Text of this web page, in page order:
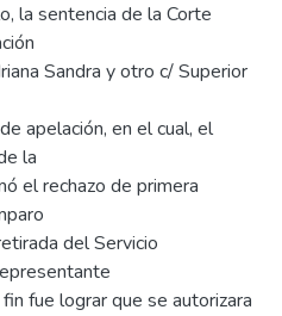
la sentencia de la Corte
Sandra y otro c/ Superior
apelación, en el cual, el
la
el rechazo de primera
del Servicio
fue lograr que se autorizara